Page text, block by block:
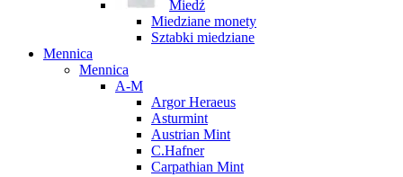
Miedź
Miedziane monety
Sztabki miedziane
Mennica
Mennica
A-M
Argor Heraeus
Asturmint
Austrian Mint
C.Hafner
Carpathian Mint